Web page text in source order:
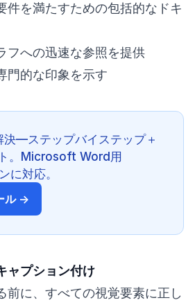
件を満たすための包括的なドキ
フへの迅速な参照を提供
門的な印象を示す
—ステップバイステップ＋
。Microsoft Word用
に対応。
ル →
ャプション付け
前に、すべての視覚要素に正し